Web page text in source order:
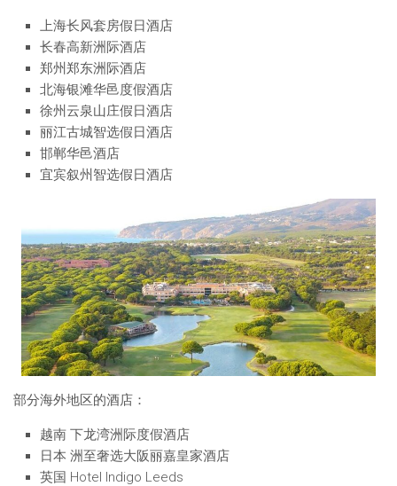
上海长风套房假日酒店
长春高新洲际酒店
郑州郑东洲际酒店
北海银滩华邑度假酒店
徐州云泉山庄假日酒店
丽江古城智选假日酒店
邯郸华邑酒店
宜宾叙州智选假日酒店
部分海外地区的酒店：
越南 下龙湾洲际度假酒店
日本 洲至奢选大阪丽嘉皇家酒店
英国 Hotel Indigo Leeds